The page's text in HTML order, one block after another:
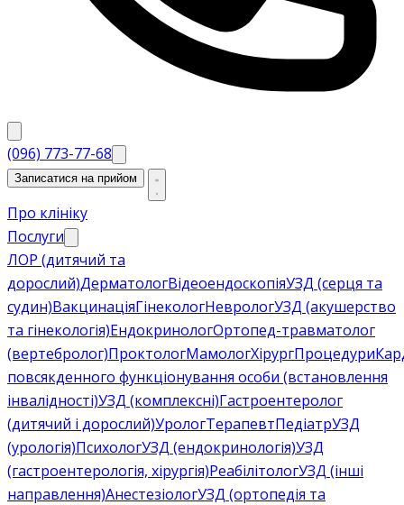
(096) 773-77-68
Записатися на прийом
Про клініку
Послуги
ЛОР (дитячий та
дорослий)ДерматологВідеоендоскопіяУЗД (серця та
судин)ВакцинаціяГінекологНеврологУЗД (акушерство
та гінекологія)ЕндокринологОртопед-травматолог
(вертебролог)ПроктологМамологХірургПроцедури
повсякденного функціонування особи (встановлення
інвалідності)УЗД (комплексні)Гастроентеролог
(дитячий і дорослий)УрологТерапевтПедіатрУЗД
(урологія)ПсихологУЗД (ендокринологія)УЗД
(гастроентерологія, хірургія)РеабілітологУЗД (інші
направлення)АнестезіологУЗД (ортопедія та